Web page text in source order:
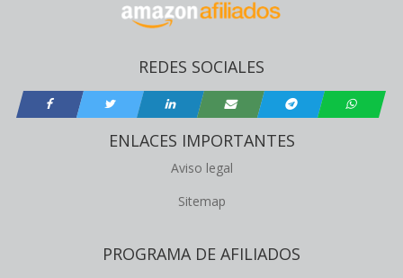
REDES SOCIALES
ENLACES IMPORTANTES
Aviso legal
Sitemap
PROGRAMA DE AFILIADOS